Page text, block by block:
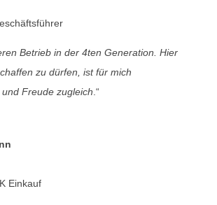
Betrieb in der 4ten Generation. Hier
zu dürfen, ist für mich
Freude zugleich .“
Einkauf